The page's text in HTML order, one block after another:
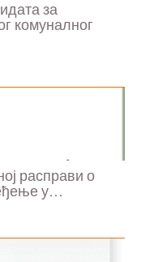
за
комуналног
расправи о
у...